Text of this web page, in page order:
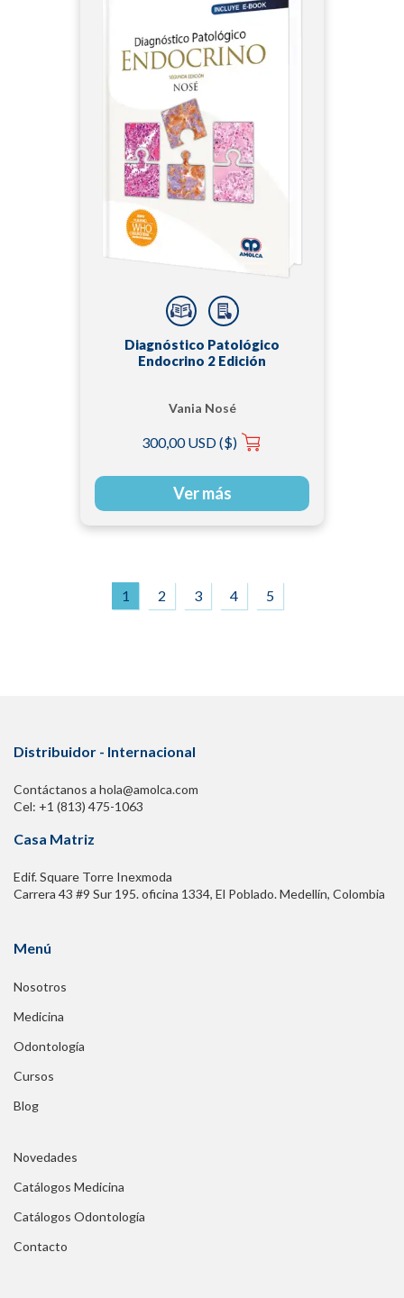
Diagnóstico Patológico
Endocrino 2 Edición
Vania Nosé
300,00 USD ($)
Ver más
1 2 3 4 5
Distribuidor - Internacional
Contáctanos a hola@amolca.com
Cel: +1 (813) 475-1063
Casa Matriz
Edif. Square Torre Inexmoda
Carrera 43 #9 Sur 195. oficina 1334, El Poblado. Medellín, Colombia
Menú
Nosotros
Medicina
Odontología
Cursos
Blog
Novedades
Catálogos Medicina
Catálogos Odontología
Contacto